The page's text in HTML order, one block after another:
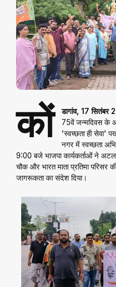
कों डागांव, 17 सितंबर
75वें जन्मदिवस के
'स्वच्छता ही सेवा'
नगर में स्वच्छता
9:00 बजे भाजपा कार्यकर्ताओं ने
चौक और भारत माता प्रतिमा परिसर
जागरूकता का संदेश दिया।